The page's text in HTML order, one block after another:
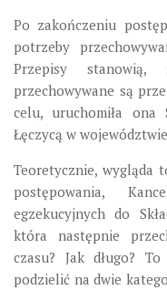
Po zakończeniu
potrzeby
Przepisy
przechowywane są
celu, uruchomiła ona
Łęczycą w
Teoretycznie, wygląda
postępowania,
egzekucyjnych do
która następnie
czasu? Jak długo?
podzielić na dwie